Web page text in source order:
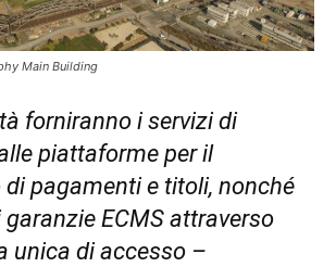
Main Building
forniranno i servizi di
piattaforme per il
pagamenti e titoli, nonché
ECMS attraverso
unica di accesso –